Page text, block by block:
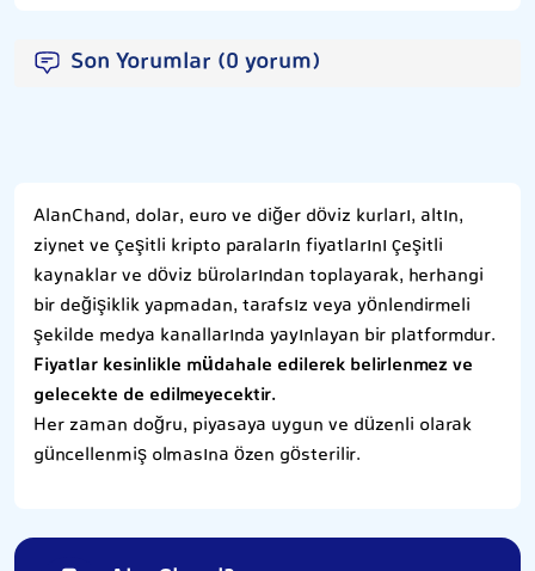
Son Yorumlar (0 yorum)
AlanChand, dolar, euro ve diğer döviz kurları, altın,
ziynet ve çeşitli kripto paraların fiyatlarını çeşitli
kaynaklar ve döviz bürolarından toplayarak, herhangi
bir değişiklik yapmadan, tarafsız veya yönlendirmeli
şekilde medya kanallarında yayınlayan bir platformdur.
Fiyatlar kesinlikle müdahale edilerek belirlenmez ve
gelecekte de edilmeyecektir.
Her zaman doğru, piyasaya uygun ve düzenli olarak
güncellenmiş olmasına özen gösterilir.